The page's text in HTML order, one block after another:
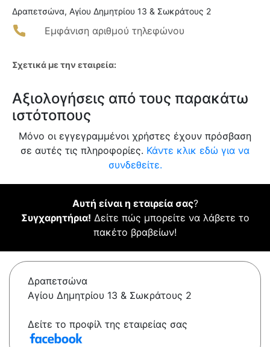
Δραπετσώνα, Αγίου Δημητρίου 13 & Σωκράτους 2
Εμφάνιση αριθμού τηλεφώνου
Σχετικά με την εταιρεία:
Αξιολογήσεις από τους παρακάτω
ιστότοπους
Μόνο οι εγγεγραμμένοι χρήστες έχουν πρόσβαση
σε αυτές τις πληροφορίες. Κάντε κλικ εδώ για να
συνδεθείτε.
Αυτή είναι η εταιρεία σας?
Συγχαρητήρια! Δείτε πώς μπορείτε να λάβετε το
πακέτο βραβείων!
Δραπετσώνα
Αγίου Δημητρίου 13 & Σωκράτους 2
Δείτε το προφίλ της εταιρείας σας